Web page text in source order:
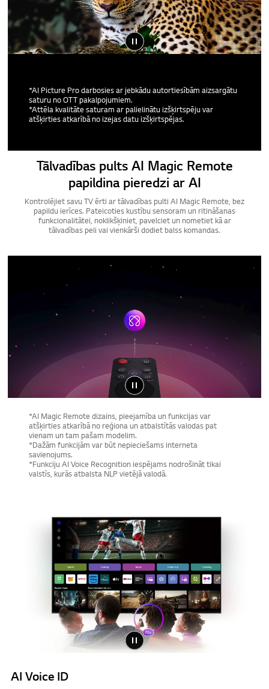
*AI Picture Pro darbosies ar jebkādu autortiesībām aizsargātu
saturu no OTT pakalpojumiem.
*Attēla kvalitāte saturam ar palielinātu izšķirtspēju var
atšķirties atkarībā no izejas datu izšķirtspējas.
Tālvadības pults AI Magic Remote
papildina pieredzi ar AI
Kontrolējiet savu TV ērti ar tālvadības pulti AI Magic Remote, bez
papildu ierīces. Pateicoties kustību sensoram un ritināšanas
funkcionalitātei, noklikšķiniet, pavelciet un nometiet kā ar
tālvadības peli vai vienkārši dodiet balss komandas.
*AI Magic Remote dizains, pieejamība un funkcijas var
atšķirties atkarībā no reģiona un atbalstītās valodas pat
vienam un tam pašam modelim.
*Dažām funkcijām var būt nepieciešams interneta
savienojums.
*Funkciju AI Voice Recognition iespējams nodrošināt tikai
valstīs, kurās atbalsta NLP vietējā valodā.
AI Voice ID